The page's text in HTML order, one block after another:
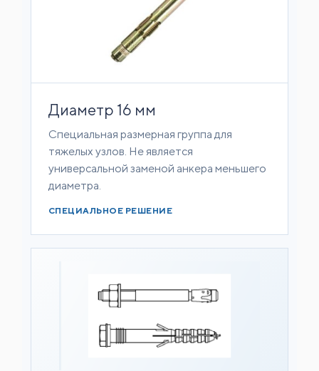
Диаметр 16 мм
Специальная размерная группа для
тяжелых узлов. Не является
универсальной заменой анкера меньшего
диаметра.
СПЕЦИАЛЬНОЕ РЕШЕНИЕ